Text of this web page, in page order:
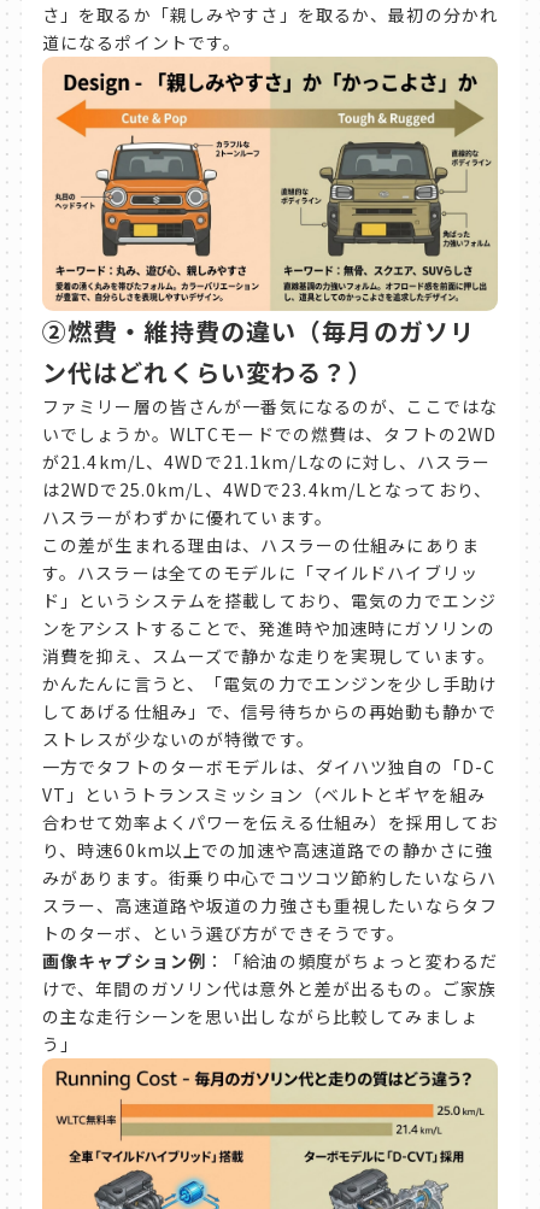
さ」を取るか「親しみやすさ」を取るか、最初の分かれ
道になるポイントです。
②燃費・維持費の違い（毎月のガソリ
ン代はどれくらい変わる？）
ファミリー層の皆さんが一番気になるのが、ここではな
いでしょうか。WLTCモードでの燃費は、タフトの2WD
が21.4km/L、4WDで21.1km/Lなのに対し、ハスラー
は2WDで25.0km/L、4WDで23.4km/Lとなっており、
ハスラーがわずかに優れています。
この差が生まれる理由は、ハスラーの仕組みにありま
す。ハスラーは全てのモデルに「マイルドハイブリッ
ド」というシステムを搭載しており、電気の力でエンジ
ンをアシストすることで、発進時や加速時にガソリンの
消費を抑え、スムーズで静かな走りを実現しています。
かんたんに言うと、「電気の力でエンジンを少し手助け
してあげる仕組み」で、信号待ちからの再始動も静かで
ストレスが少ないのが特徴です。
一方でタフトのターボモデルは、ダイハツ独自の「D-C
VT」というトランスミッション（ベルトとギヤを組み
合わせて効率よくパワーを伝える仕組み）を採用してお
り、時速60km以上での加速や高速道路での静かさに強
みがあります。街乗り中心でコツコツ節約したいならハ
スラー、高速道路や坂道の力強さも重視したいならタフ
トのターボ、という選び方ができそうです。
画像キャプション例 ：「給油の頻度がちょっと変わるだ
けで、年間のガソリン代は意外と差が出るもの。ご家族
の主な走行シーンを思い出しながら比較してみましょ
う」